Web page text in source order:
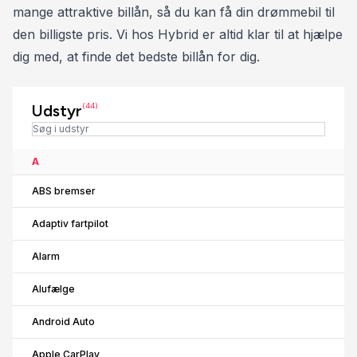
* 360° kamera
* Ambientebelysning (multicolor)
12 måneder á 3.971 kr. (4.964 inkl. moms),
Restværdi: 310.000 kr. ex moms og afgift,
Kilometer: Fri
Tilbud inkl. nummerplader og kontraktoprettelse.
Ingen skjulte omkostninger. Ydelserne kan justeres
efter ønske, så de tilpasses dit kørselsbehov. Der tages
forbehold for renteændringer.
Vi anbefaler en 12-måneders leasingkontrakt ad
gangen, da det giver maksimal fleksibilitet og sikrer dig
mange attraktive billån, så du kan få din drømmebil til
den billigste pris. Vi hos Hybrid er altid klar til at hjælpe
dig med, at finde det bedste billån for dig.
Udstyr(44)
A
ABS bremser
Adaptiv fartpilot
Alarm
Alufælge
Android Auto
Apple CarPlay